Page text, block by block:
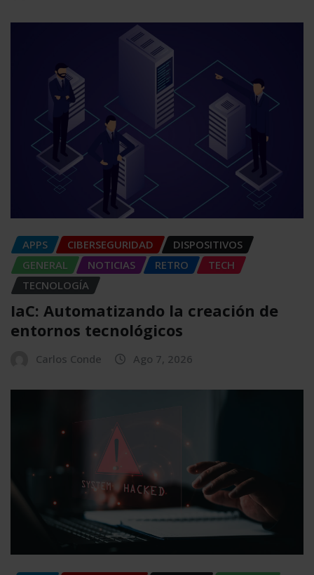
APPS CIBERSEGURIDAD
DISPOSITIVOS
GENERAL
NOTICIAS RETRO
TECH
TECNOLOGÍA
IaC: Automatizando la creación de
entornos tecnológicos
Carlos Conde Ago 7, 2026